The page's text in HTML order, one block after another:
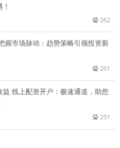
262
握市场脉动：趋势策略引领投资新
261
益 线上配资开户：极速通道，助您
251